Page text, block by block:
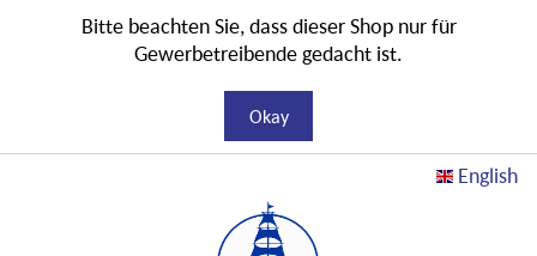
English
Bitte beachten Sie, dass dieser Shop nur für
Gewerbetreibende gedacht ist.
Okay